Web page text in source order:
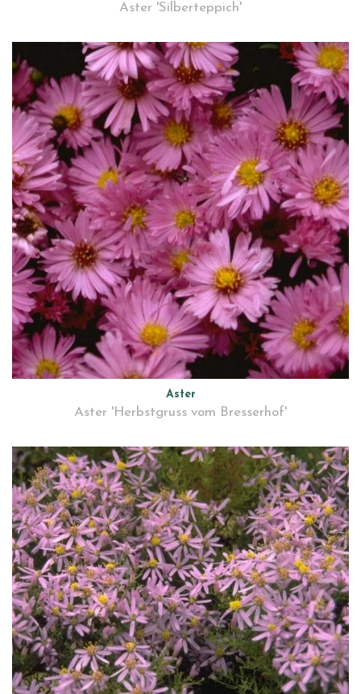
Aster 'Silberteppich'
Aster
Aster 'Herbstgruss vom Bresserhof'